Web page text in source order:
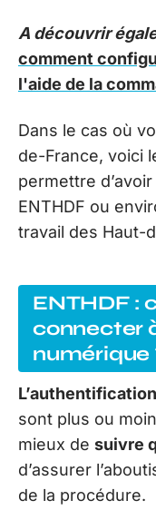
A découvrir
comment
l'aide de la
Dans le cas où
de-France, voici
permettre
ENTHDF ou
travail des Haut-
ENTHDF :
connecter
numérique
sont plus ou
mieux de suivre
d’assurer
de la procédure.